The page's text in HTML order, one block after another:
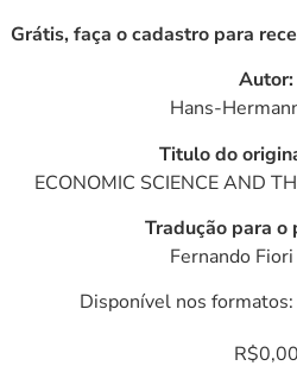
Grátis, faça o cadastro para
Autor:
Hans-
Titulo do
ECONOMIC SCIENCE AND
Tradução para o
Fernando Fiori
Disponível nos formatos:
R$0,00